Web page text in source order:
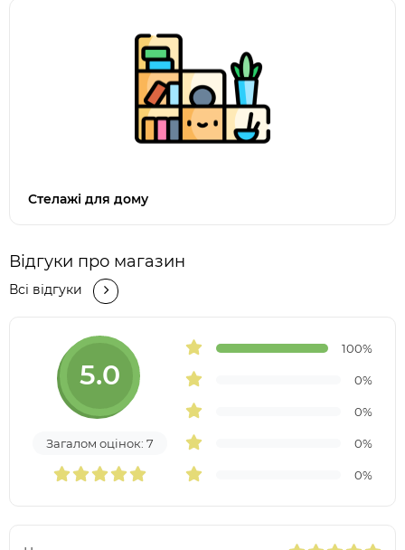
Стелажі для дому
Відгуки про магазин
Всі відгуки
5.0
Загалом оцінок: 7
100%
0%
0%
0%
0%